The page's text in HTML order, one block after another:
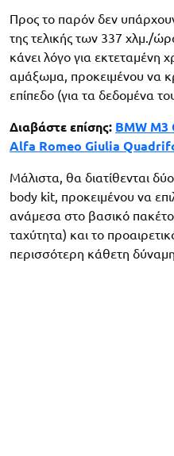
Προς το παρόν δεν
της τελικής των 337 χλμ./
κάνει λόγο για
αμάξωμα, προκειμένου να
επίπεδο (για τα δεδομένα
Διαβάστε επίσης: BMW M3
Alfa Romeo Giulia
Μάλιστα, θα διατίθενται
body kit, προκειμένου να
ανάμεσα στο βασικό πακέτο
ταχύτητα) και το
περισσότερη κάθετη